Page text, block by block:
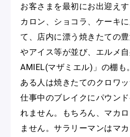
お客さまを最初にお出迎え
カロン、ショコラ、ケーキ
て、店内に漂う焼きたての
やアイス等が並び、エルメ
AMIEL(マザミエル)」の棚も。
ある人は焼きたてのクロワ
仕事中のブレイクにパウン
れません。もちろん、マカ
ません。サラリーマンはマ